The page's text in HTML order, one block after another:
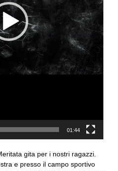
01:44
gita per i nostri ragazzi.
e presso il campo sportivo